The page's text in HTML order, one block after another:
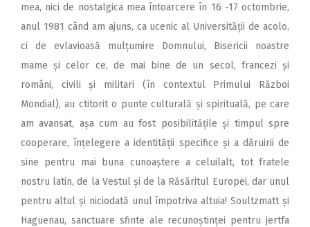
mea, nici de nostalgica mea întoarcere în 16 -17 octombrie,
anul 1981 când am ajuns, ca ucenic al Universității de acolo,
ci de evlavioasă mulțumire Domnului, Bisericii noastre
mame și celor ce, de mai bine de un secol, francezi și
români, civili și militari (în contextul Primului Război
Mondial), au ctitorit o punte culturală și spirituală, pe care
am avansat, așa cum au fost posibilitățile și timpul spre
cooperare, înțelegere a identității specifice și a dăruirii de
sine pentru mai buna cunoaștere a celuilalt, tot fratele
nostru latin, de la Vestul și de la Răsăritul Europei, dar unul
pentru altul și niciodată unul împotriva altuia! Soultzmatt și
Haguenau, sanctuare sfinte ale recunoștinței pentru jertfa